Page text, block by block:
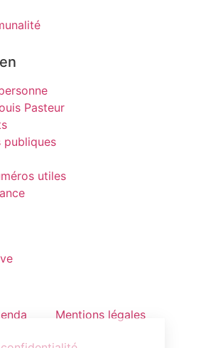
Pasteur
publiques
utiles
Mentions légales